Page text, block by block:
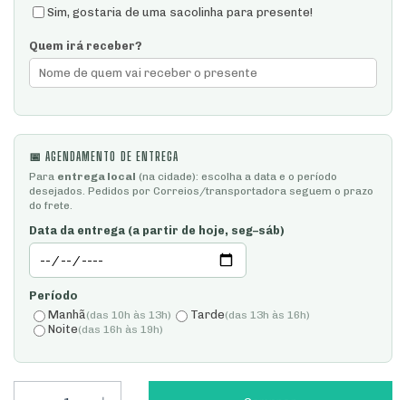
Sim, gostaria de uma sacolinha para presente!
Quem irá receber?
📅 AGENDAMENTO DE ENTREGA
Para entrega local (na cidade): escolha a data e o período
desejados. Pedidos por Correios/transportadora seguem o prazo
do frete.
Data da entrega (a partir de hoje, seg–sáb)
Período
Manhã(das 10h às 13h) Tarde(das 13h às 16h)
Noite(das 16h às 19h)